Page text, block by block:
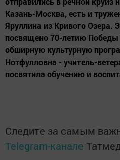
Казань-Москва, есть и
Яруллина из Кривого Озера.
посвящено 70-летию Победы
обширную культурную
Нотфулловна - учитель-
посвятила обучению и
Следите за самым
Telegram-канале